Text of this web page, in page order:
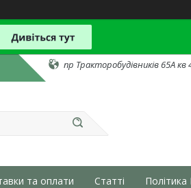
пр Тракторобудівників 65А кв
та оплати Статті Політика